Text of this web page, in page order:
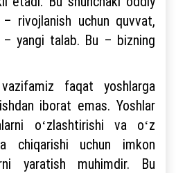
rivojlanish uchun quvvat,
– yangi talab. Bu – bizning
faqat yoshlarga
iborat emas. Yoshlar
oʻzlashtirishi va oʻz
chiqarishi uchun imkon
yaratish muhimdir. Bu